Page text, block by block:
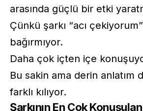
arasında güçlü bir etki
Çünkü şarkı “acı
bağırmıyor.
Daha çok içten içe
Bu sakin ama derin anlatım
farklı kılıyor.
Şarkının En Çok